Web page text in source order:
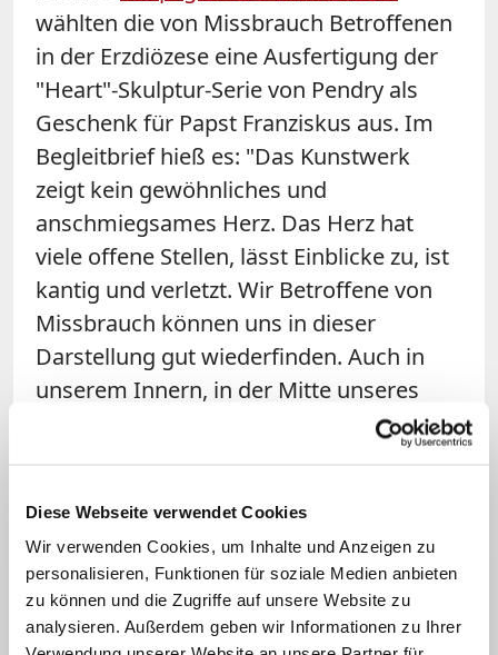
Diese Webseite verwendet Cookies
Wir verwenden Cookies, um Inhalte und Anzeigen zu
personalisieren, Funktionen für soziale Medien anbieten
zu können und die Zugriffe auf unsere Website zu
analysieren. Außerdem geben wir Informationen zu Ihrer
wählten die von Missbrauch Betroffenen
in der Erzdiözese eine Ausfertigung der
"Heart"-Skulptur-Serie von Pendry als
Geschenk für Papst Franziskus aus. Im
Begleitbrief hieß es: "Das Kunstwerk
zeigt kein gewöhnliches und
anschmiegsames Herz. Das Herz hat
viele offene Stellen, lässt Einblicke zu, ist
kantig und verletzt. Wir Betroffene von
Missbrauch können uns in dieser
Darstellung gut wiederfinden. Auch in
unserem Innern, in der Mitte unseres
Wesens, in unserer Herz-Mitte sieht es so